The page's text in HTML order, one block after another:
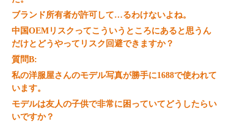
ブランド所有者が許可して…るわけないよね。
中国OEMリスクってこういうところにあると思うん
だけとどうやってリスク回避できますか？
質問B:
私の洋服屋さんのモデル写真が勝手に1688で使われて
います。
モデルは友人の子供で非常に困っていてどうしたらい
いですか？